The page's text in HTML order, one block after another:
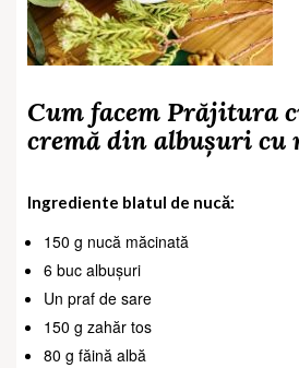
Cum facem Prăjitura
cremă din albușuri cu
Ingrediente blatul de nucă:
150 g nucă măcinată
6 buc albușuri
Un praf de sare
150 g zahăr tos
80 g făină albă